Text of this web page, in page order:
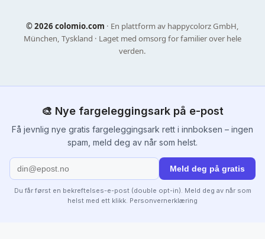
©2026 colomio.com · En plattform av happycolorz GmbH,
München, Tyskland · Laget med omsorg for familier over hele
verden.
🎨 Nye fargeleggingsark på e-post
Få jevnlig nye gratis fargeleggingsark rett i innboksen – ingen
spam, meld deg av når som helst.
Meld deg på gratis
Du får først en bekreftelses-e-post (double opt-in). Meld deg av når som
helst med ett klikk. Personvernerklæring